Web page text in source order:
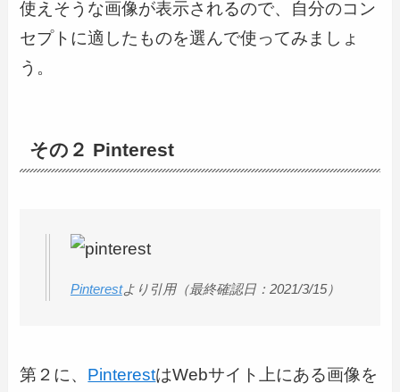
使えそうな画像が表示されるので、自分のコン
セプトに適したものを選んで使ってみましょ
う。
その２ Pinterest
Pinterestより引用（最終確認日：2021/3/15）
第２に、 PinterestはWebサイト上にある画像を